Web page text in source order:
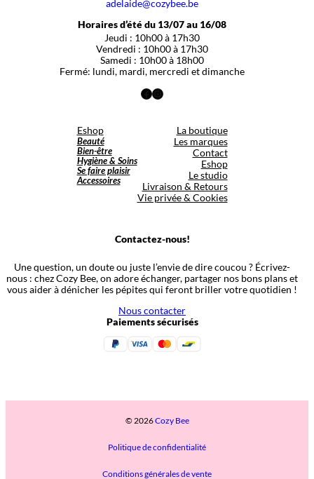
adelaide@cozybee.be
Horaires d’été du 13/07 au 16/08
Jeudi : 10h00 à 17h30
Vendredi : 10h00 à 17h30
Samedi : 10h00 à 18h00
Fermé: lundi, mardi, mercredi et dimanche
Facebook
Instagram
Eshop
Beauté
Bien-être
Hygiène & Soins
Se faire plaisir
Accessoires
La boutique
Les marques
Contact
Eshop
Le studio
Livraison & Retours
Vie privée & Cookies
Contactez-nous!
Une question, un doute ou juste l’envie de dire coucou ? Écrivez-
nous : chez Cozy Bee, on adore échanger, partager nos bons plans et
vous aider à dénicher les pépites qui feront briller votre quotidien !
Nous contacter
Paiements sécurisés
© 2026Cozy Bee
Politique de confidentialité
Conditions générales de vente